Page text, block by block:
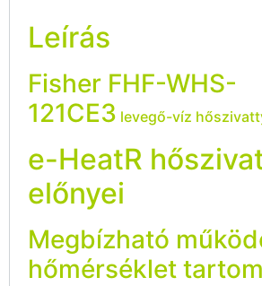
Leírás
Fisher FHF-WHS-
121CE3 levegő-víz
e-HeatR
előnyei
Megbízható
hőmérséklet